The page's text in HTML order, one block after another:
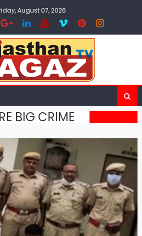
August 07, 2026
BIG CRIME